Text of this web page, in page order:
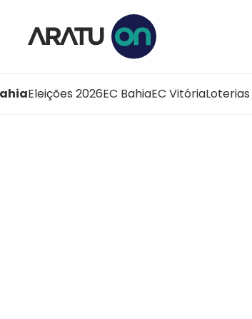
Eleições 2026EC BahiaEC VitóriaLoterias